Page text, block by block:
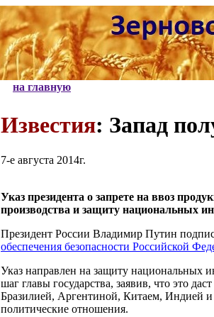
на главную
Известия: Запад
7-е августа 2014г.
Указ президента о запрете на ввоз
производства и защиту национальных
Президент России Владимир Путин
обеспечения безопасности Российской
Указ направлен на защиту национальных
шаг главы государства, заявив, что это
Бразилией, Аргентиной, Китаем, Индией и
политические отношения.